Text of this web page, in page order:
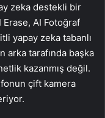
zeka destekli bir
Erase, AI Fotoğraf
yapay zeka tabanlı
arka tarafında başka
kazanmış değil.
çift kamera